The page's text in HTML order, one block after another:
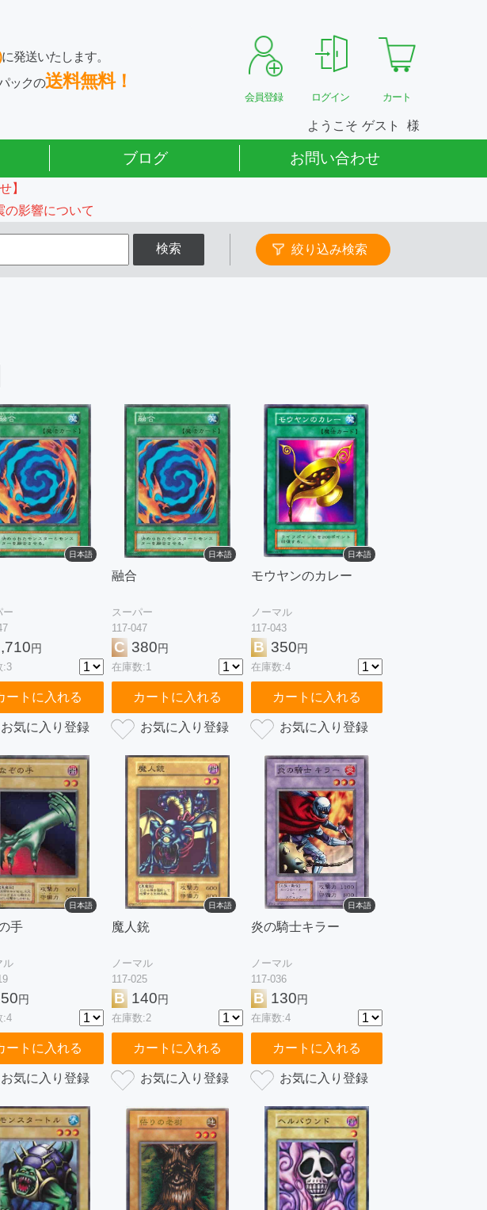
に発送いたします。
ックの送料無料！
会員登録 ログイン カート
ようこそ ゲスト
ブログ お問い合わせ
】
の影響について
検索 絞り込み検索
日本語
ー
円
:3
ートに入れる
日本語
融合
スーパー
117-047
C 380円
在庫数:1
カートに入れる
日本語
モウヤンのカレー
ノーマル
117-043
B 350円
在庫数:4
カートに入れる
日本語
手
ル
円
:4
ートに入れる
日本語
魔人銃
ノーマル
117-025
B 140円
在庫数:2
カートに入れる
日本語
炎の騎士キラー
ノーマル
117-036
B 130円
在庫数:4
カートに入れる